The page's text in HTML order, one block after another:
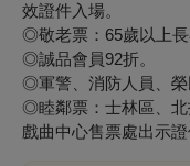
效證件入場。
◎敬老票：65歲以上長
◎誠品會員92折。
◎軍警、消防人員、榮
◎睦鄰票：士林區、
戲曲中心售票處出示證